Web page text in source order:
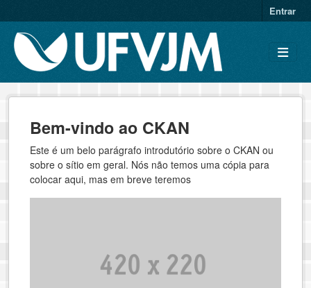
Entrar
Bem-vindo ao CKAN
Este é um belo parágrafo introdutório sobre o CKAN ou
sobre o sítio em geral. Nós não temos uma cópia para
colocar aqui, mas em breve teremos